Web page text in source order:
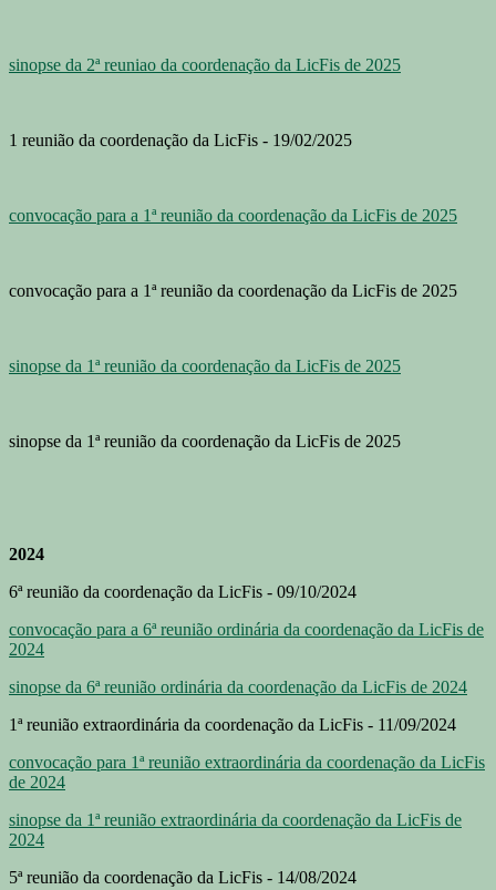
sinopse da 2ª reuniao da coordenação da LicFis de 2025
1 reunião da coordenação da LicFis - 19/02/2025
convocação para a 1ª reunião da coordenação da LicFis de 2025
convocação para a 1ª reunião da coordenação da LicFis de 2025
sinopse da 1ª reunião da coordenação da LicFis de 2025
sinopse da 1ª reunião da coordenação da LicFis de 2025
2024
6ª reunião da coordenação da LicFis - 09/10/2024
convocação para a 6ª reunião ordinária da coordenação da LicFis de
2024
sinopse da 6ª reunião ordinária da coordenação da LicFis de 2024
1ª reunião extraordinária da coordenação da LicFis - 11/09/2024
convocação para 1ª reunião extraordinária da coordenação da LicFis
de 2024
sinopse da 1ª reunião extraordinária da coordenação da LicFis de
2024
5ª reunião da coordenação da LicFis - 14/08/2024